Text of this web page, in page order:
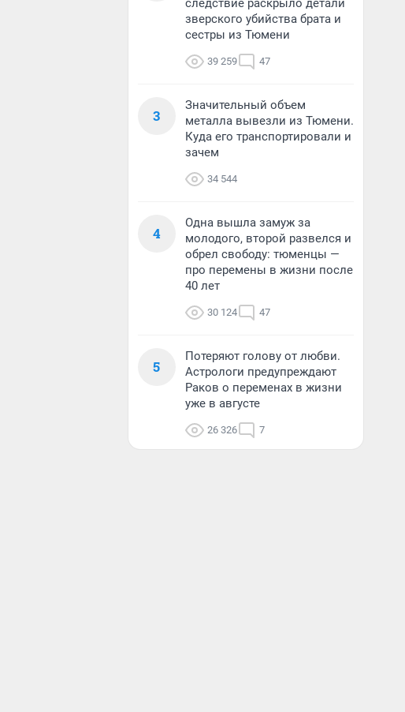
следствие раскрыло детали
зверского убийства брата и
сестры из Тюмени
39 259 47
3
Значительный объем
металла вывезли из Тюмени.
Куда его транспортировали и
зачем
34 544
4
Одна вышла замуж за
молодого, второй развелся и
обрел свободу: тюменцы —
про перемены в жизни после
40 лет
30 124 47
5
Потеряют голову от любви.
Астрологи предупреждают
Раков о переменах в жизни
уже в августе
26 326 7